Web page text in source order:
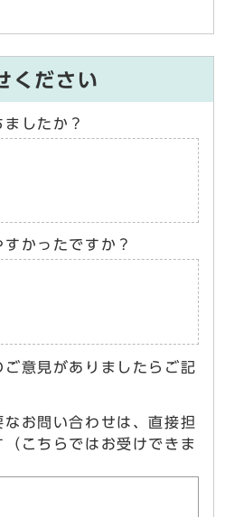
ください
したか？
かったですか？
意見がありましたらご記
なお問い合わせは、直接担
こちらではお受けできま